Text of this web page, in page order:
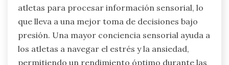
intuición de manera más efectiva. Este proceso
fortalece la conexión entre la mente y el cuerpo,
facilitando respuestas más rápidas e instintivas
durante la competencia.